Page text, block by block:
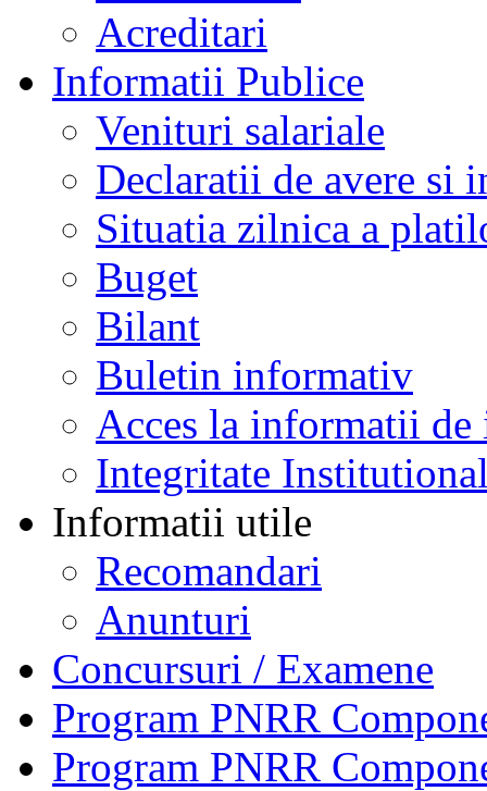
Acreditari
Informatii Publice
Venituri salariale
Declaratii de avere si
Situatia zilnica a
Buget
Bilant
Buletin informativ
Acces la informatii de
Integritate
Informatii utile
Recomandari
Anunturi
Concursuri / Examene
Program PNRR
Program PNRR